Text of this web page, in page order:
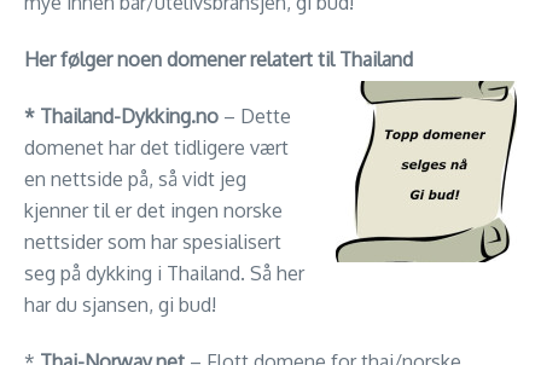
Her følger noen domener relatert til Thailand
* Thailand-Dykking.no – Dette
domenet har det tidligere vært
en nettside på, så vidt jeg
kjenner til er det ingen norske
nettsider som har spesialisert
seg på dykking i Thailand. Så her
har du sjansen, gi bud!